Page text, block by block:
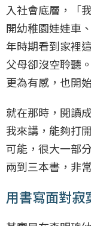
入社會底層，「
開幼稚園娃娃車
年時期看到家裡
父母卻沒空聆聽
更為有感，也開
就在那時，閱讀
我來講，能夠打
可能，很大一部
兩到三本書，非
用書寫面對寂